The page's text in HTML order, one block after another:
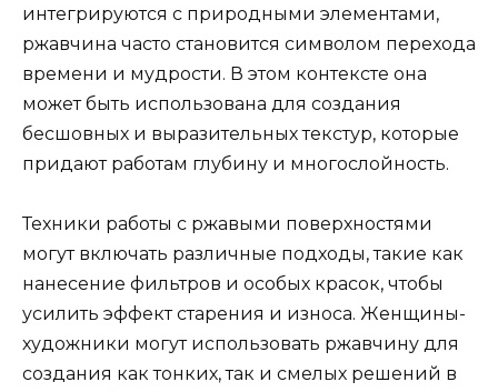
интегрируются с природными элементами,
ржавчина часто становится символом перехода
времени и мудрости. В этом контексте она
может быть использована для создания
бесшовных и выразительных текстур, которые
придают работам глубину и многослойность.
Техники работы с ржавыми поверхностями
могут включать различные подходы, такие как
нанесение фильтров и особых красок, чтобы
усилить эффект старения и износа. Женщины-
художники могут использовать ржавчину для
создания как тонких, так и смелых решений в